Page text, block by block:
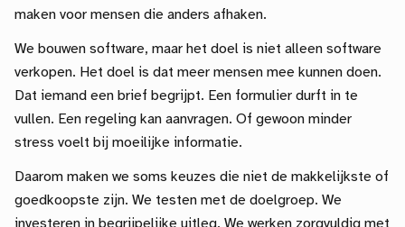
maken voor mensen die anders afhaken.
We bouwen software, maar het doel is niet alleen software
verkopen. Het doel is dat meer mensen mee kunnen doen.
Dat iemand een brief begrijpt. Een formulier durft in te
vullen. Een regeling kan aanvragen. Of gewoon minder
stress voelt bij moeilijke informatie.
Daarom maken we soms keuzes die niet de makkelijkste of
goedkoopste zijn. We testen met de doelgroep. We